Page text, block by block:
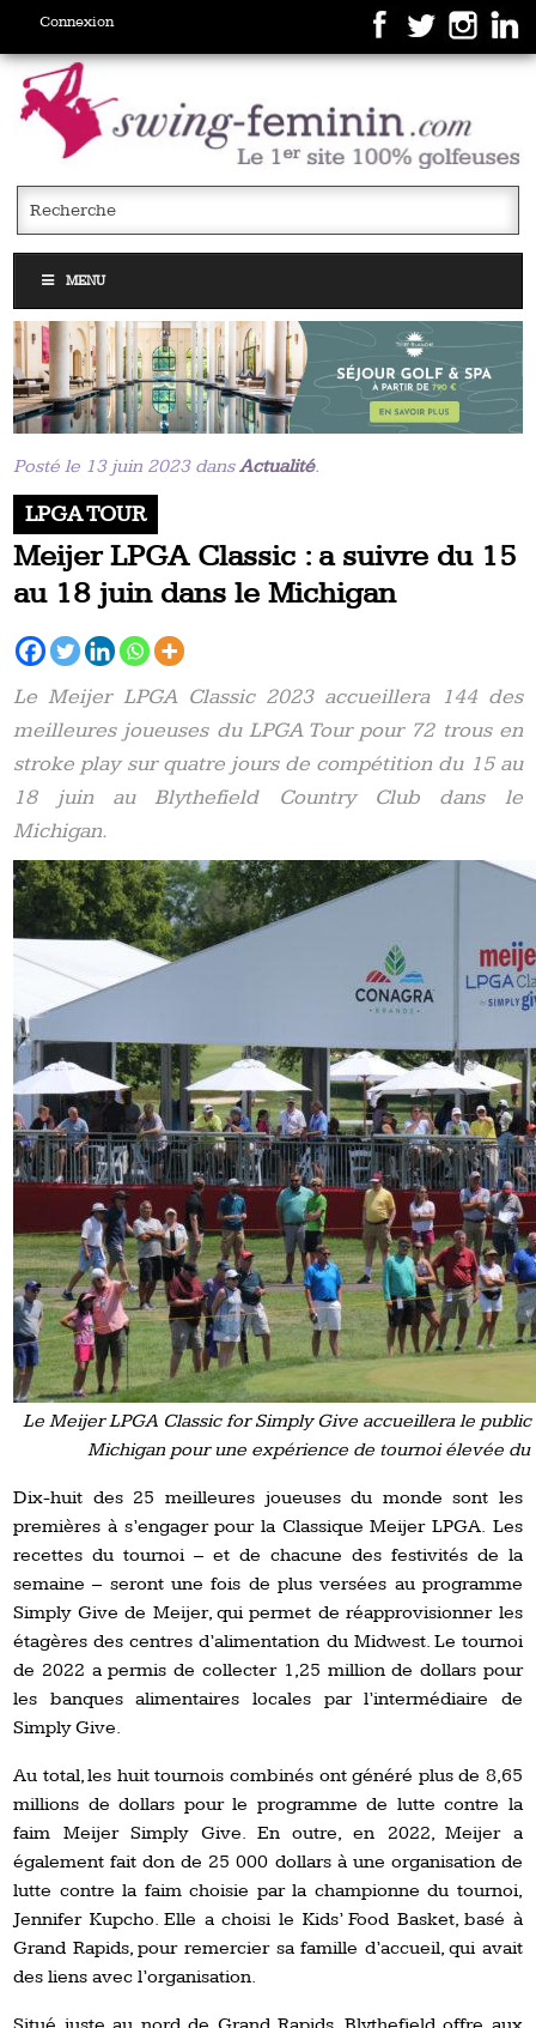
Connexion
MENU
Posté le 13 juin 2023 dansActualité.
LPGA TOUR
Meijer LPGA Classic : a suivre du 15
au 18 juin dans le Michigan
Le Meijer LPGA Classic 2023 accueillera 144 des
meilleures joueuses du LPGA Tour pour 72 trous en
stroke play sur quatre jours de compétition du 15 au
18 juin au Blythefield Country Club dans le
Michigan.
Le Meijer LPGA Classic for Simply Give accueillera le
Michigan pour une expérience de tournoi élevée
Dix-huit des 25 meilleures joueuses du monde sont les
premières à s’engager pour la Classique Meijer LPGA. Les
recettes du tournoi – et de chacune des festivités de la
semaine – seront une fois de plus versées au programme
Simply Give de Meijer, qui permet de réapprovisionner les
étagères des centres d’alimentation du Midwest. Le tournoi
de 2022 a permis de collecter 1,25 million de dollars pour
les banques alimentaires locales par l’intermédiaire de
Simply Give.
Au total, les huit tournois combinés ont généré plus de 8,65
millions de dollars pour le programme de lutte contre la
faim Meijer Simply Give. En outre, en 2022, Meijer a
également fait don de 25 000 dollars à une organisation de
lutte contre la faim choisie par la championne du tournoi,
Jennifer Kupcho. Elle a choisi le Kids’ Food Basket, basé à
Grand Rapids, pour remercier sa famille d’accueil, qui avait
des liens avec l’organisation.